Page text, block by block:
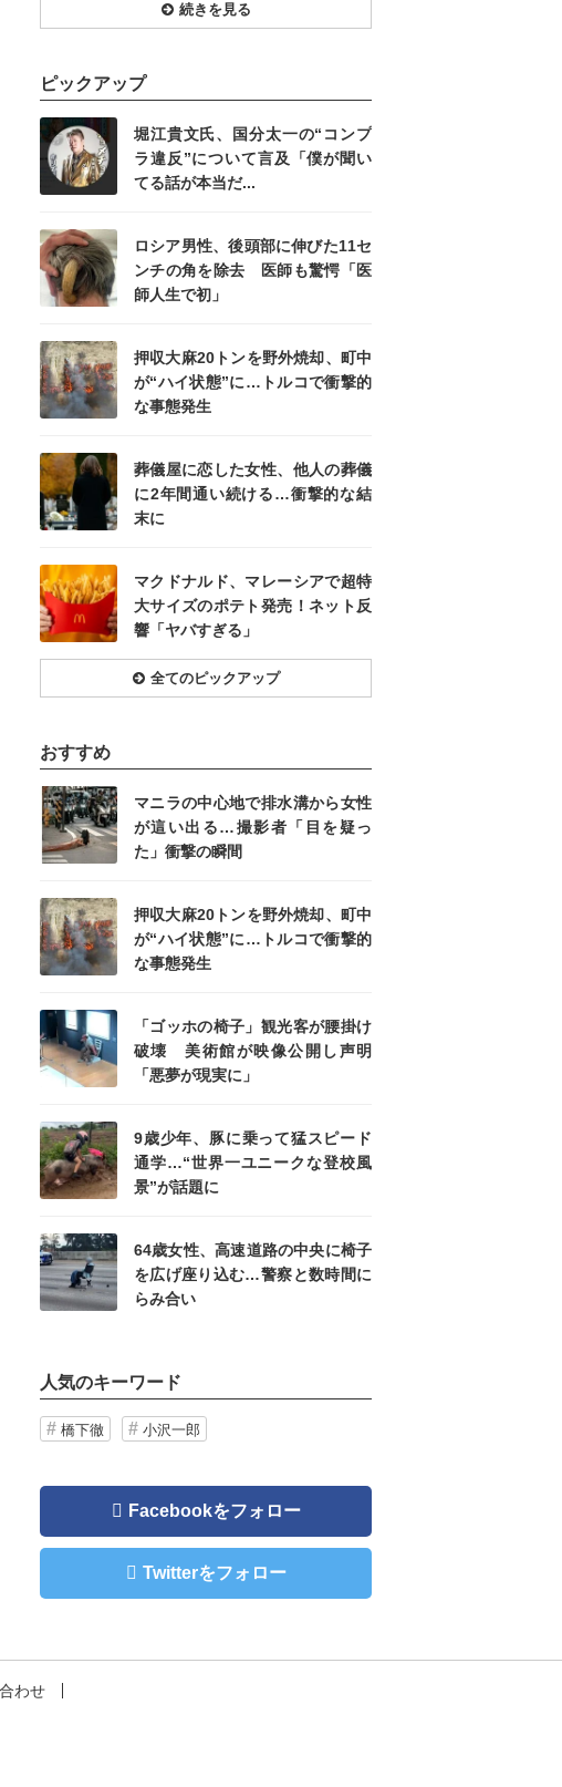
続きを見る
ピックアップ
堀江貴文氏、国分太一の“コンプ
ラ違反”について言及「僕が聞い
てる話が本当だ...
ロシア男性、後頭部に伸びた11セ
ンチの角を除去 医師も驚愕「医
師人生で初」
押収大麻20トンを野外焼却、町中
が“ハイ状態”に…トルコで衝撃的
な事態発生
葬儀屋に恋した女性、他人の葬儀
に2年間通い続ける…衝撃的な結
末に
マクドナルド、マレーシアで超特
大サイズのポテト発売！ネット反
響「ヤバすぎる」
全てのピックアップ
おすすめ
マニラの中心地で排水溝から女性
が這い出る…撮影者「目を疑っ
た」衝撃の瞬間
押収大麻20トンを野外焼却、町中
が“ハイ状態”に…トルコで衝撃的
な事態発生
「ゴッホの椅子」観光客が腰掛け
破壊 美術館が映像公開し声明
「悪夢が現実に」
9歳少年、豚に乗って猛スピード
通学…“世界一ユニークな登校風
景”が話題に
64歳女性、高速道路の中央に椅子
を広げ座り込む…警察と数時間に
らみ合い
人気のキーワード
橋下徹 小沢一郎
Facebookをフォロー
Twitterをフォロー
わせ